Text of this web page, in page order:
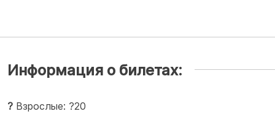
Информация о билетах:
? Взрослые: ?20